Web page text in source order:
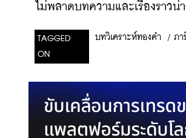
ไม่พลาดบทความและเรื่องราว
TAGGED
ON
บทวิเคราะห์ทองคำ / ภา